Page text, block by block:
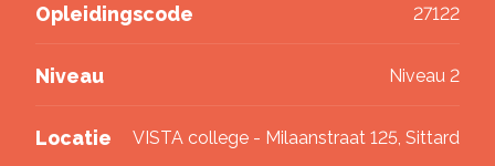
Opleidingscode 27122
Niveau Niveau 2
Locatie VISTA college - Milaanstraat 125, Sittard